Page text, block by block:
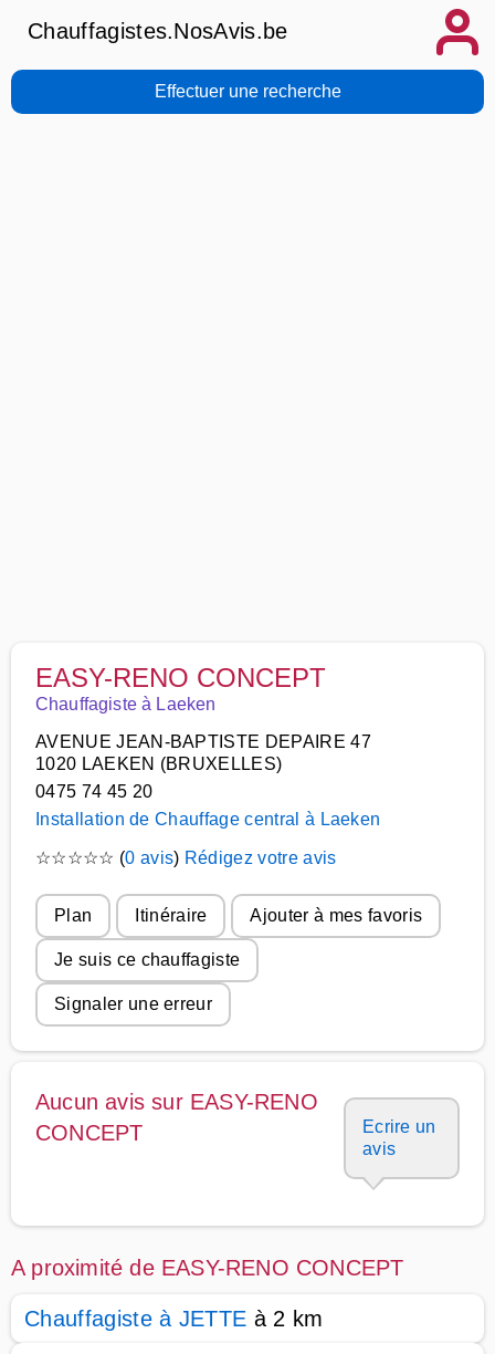
Chauffagistes.NosAvis.be
Effectuer une recherche
EASY-RENO CONCEPT
Chauffagiste à Laeken
AVENUE JEAN-BAPTISTE DEPAIRE 47
1020 LAEKEN (BRUXELLES)
0475 74 45 20
Installation de Chauffage central à Laeken
☆☆☆☆☆ (0 avis) Rédigez votre avis
Plan Itinéraire Ajouter à mes favoris
Je suis ce chauffagiste
Signaler une erreur
Aucun avis sur EASY-RENO
CONCEPT
Ecrire un
avis
A proximité de EASY-RENO CONCEPT
Chauffagiste à JETTE à 2 km